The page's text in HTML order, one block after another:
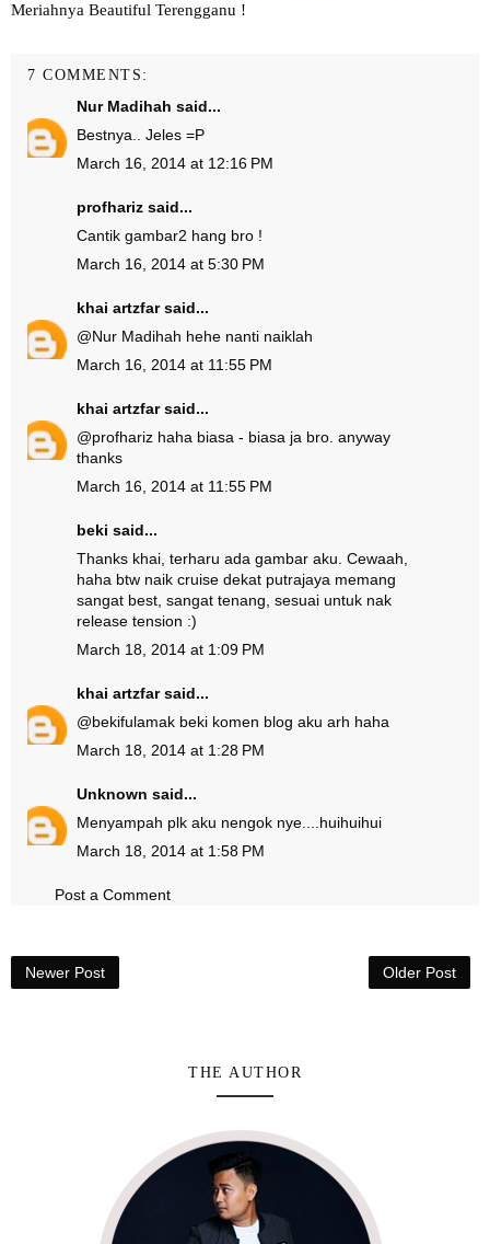
Meriahnya Beautiful Terengganu !
7 COMMENTS:
Nur Madihah said...
Bestnya.. Jeles =P
March 16, 2014 at 12:16 PM
profhariz said...
Cantik gambar2 hang bro !
March 16, 2014 at 5:30 PM
khai artzfarsaid...
@Nur Madihah hehe nanti naiklah
March 16, 2014 at 11:55 PM
khai artzfarsaid...
@profhariz haha biasa - biasa ja bro. anyway
thanks
March 16, 2014 at 11:55 PM
beki said...
Thanks khai, terharu ada gambar aku. Cewaah,
haha btw naik cruise dekat putrajaya memang
sangat best, sangat tenang, sesuai untuk nak
release tension :)
March 18, 2014 at 1:09 PM
khai artzfarsaid...
@bekifulamak beki komen blog aku arh haha
March 18, 2014 at 1:28 PM
Unknown said...
Menyampah plk aku nengok nye....huihuihui
March 18, 2014 at 1:58 PM
Post a Comment
Newer Post Older Post
THE AUTHOR